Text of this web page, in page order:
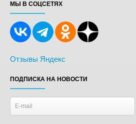
МЫ В СОЦСЕТЯХ
Отзывы Яндекс
ПОДПИСКА НА НОВОСТИ